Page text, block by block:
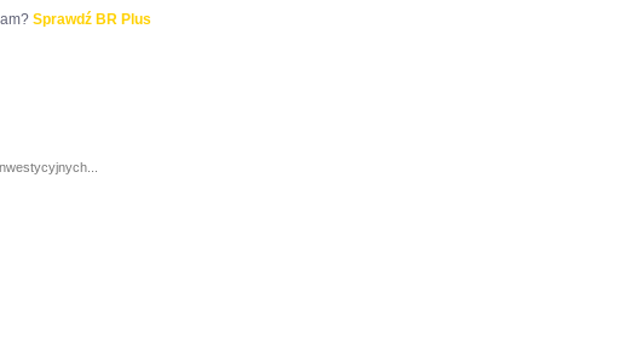
Sprawdź BR Plus